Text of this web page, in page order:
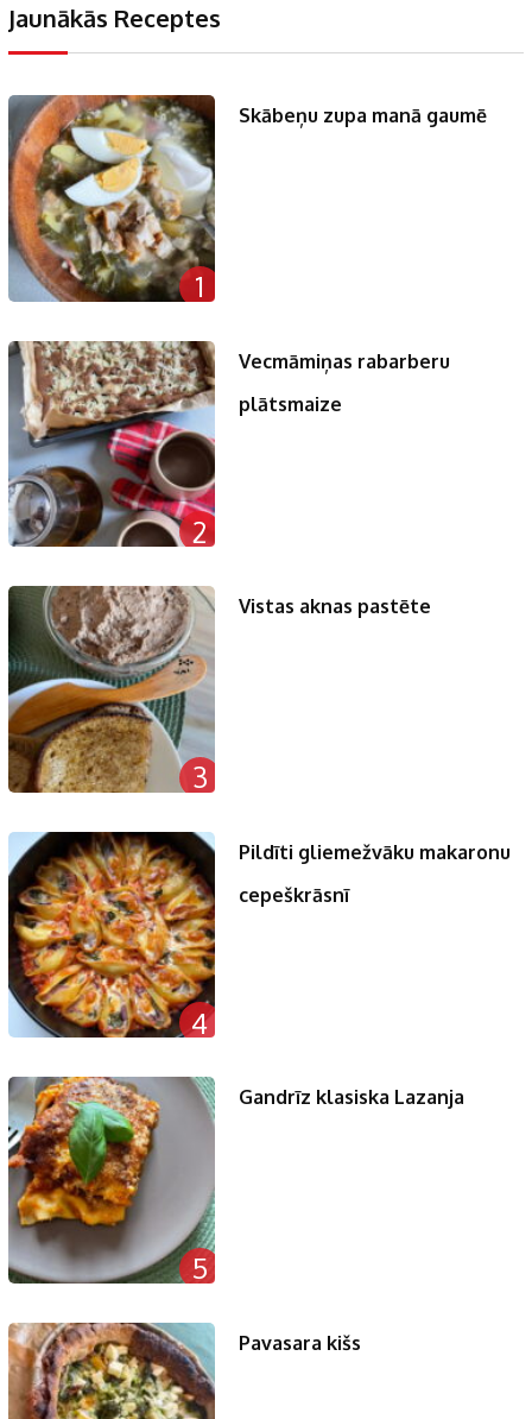
Jaunākās Receptes
1
Skābeņu zupa manā gaumē
2
Vecmāmiņas rabarberu
plātsmaize
3
Vistas aknas pastēte
4
Pildīti gliemežvāku makaronu
cepeškrāsnī
5
Gandrīz klasiska Lazanja
Pavasara kišs